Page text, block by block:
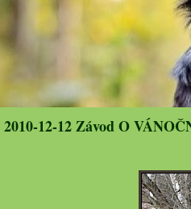
2010-12-12 Závod O